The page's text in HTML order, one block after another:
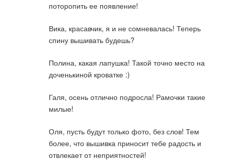
поторопить ее появление!
Вика, красавчик, я и не сомневалась! Теперь
спину вышивать будешь?
Полина, какая лапушка! Такой точно место на
доченькиной кроватке :)
Галя, осень отлично подросла! Рамочки такие
милые!
Оля, пусть будут только фото, без слов! Тем
более, что вышивка приносит тебе радость и
отвлекает от неприятностей!